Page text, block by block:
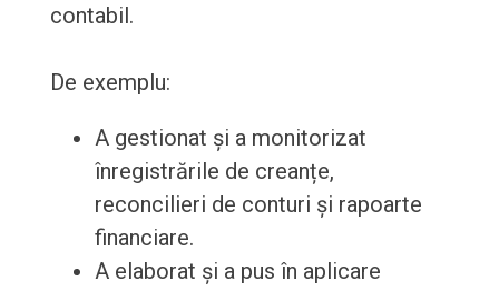
contabil.
De exemplu:
A gestionat și a monitorizat
înregistrările de creanțe,
reconcilieri de conturi și rapoarte
financiare.
A elaborat și a pus în aplicare